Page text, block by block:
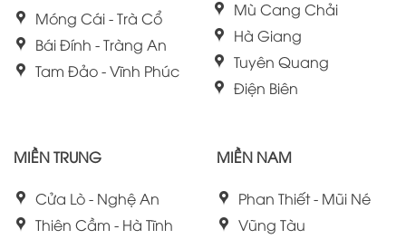
Móng Cái - Trà Cổ
Bái Đính - Tràng An
Tam Đảo - Vĩnh Phúc
Mù Cang Chải
Hà Giang
Tuyên Quang
Điện Biên
MIỀN TRUNG
Cửa Lò - Nghệ An
Thiên Cầm - Hà Tĩnh
MIỀN NAM
Phan Thiết - Mũi Né
Vũng Tàu